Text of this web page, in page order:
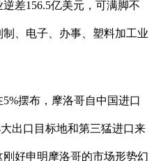
差156.5亿美元，可满脚不
、电子、办事、塑料加工业
摆布，摩洛哥自中国进口
出口目标地和第三猛进口来
好申明摩洛哥的市场形势幻